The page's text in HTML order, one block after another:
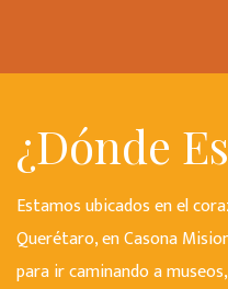
¿Dónde
Estamos ubicados en el
Querétaro, en Casona
para ir caminando a